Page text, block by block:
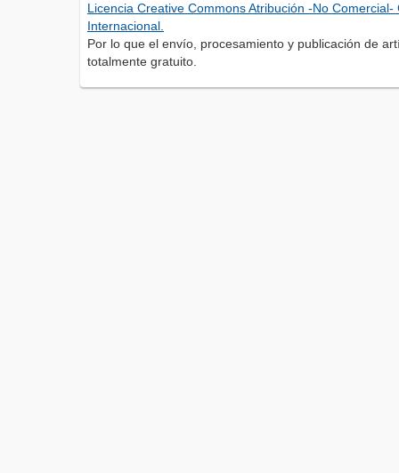
Licencia Creative Commons Atribución -No
Internacional.
Por lo que el envío, procesamiento y publicación de
totalmente gratuito.